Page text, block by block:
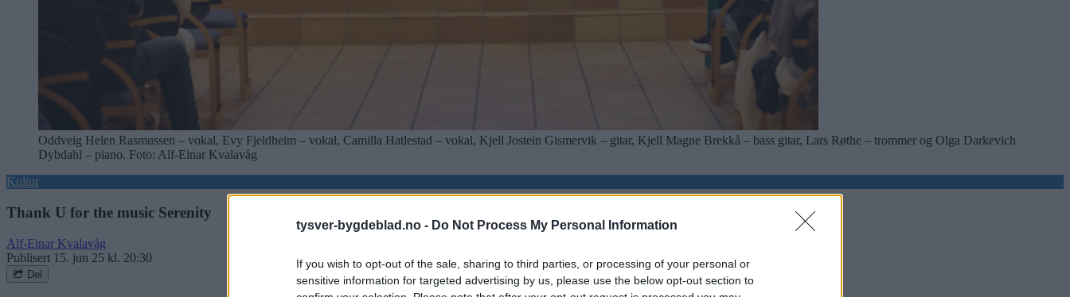
tysver-bygdeblad.no - Do Not Process My Personal Information
If you wish to opt-out of the sale, sharing to third parties, or processing of your personal or
sensitive information for targeted advertising by us, please use the below opt-out section to
Oddveig Helen Rasmussen – vokal, Evy Fjeldheim – vokal, Camilla Hatlestad – vokal, Kjell Jostein Gismervik – gitar, Kjell Magne Brekkå – bass gitar, Lars Røthe – trommer og Olga Darkevich
Dybdahl – piano. Foto: Alf-Einar Kvalavåg
Kultur
Thank U for the music Serenity
Alf-Einar Kvalavåg
Publisert 15. jun 25 kl. 20:30
Del